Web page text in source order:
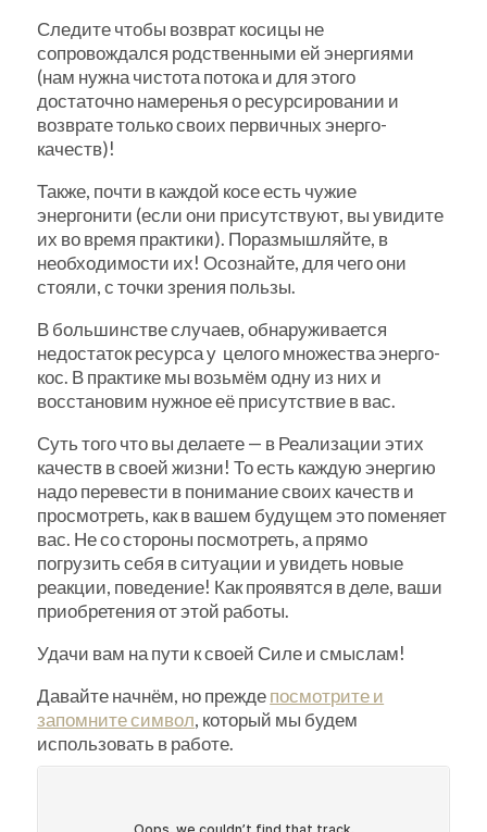
Следите чтобы возврат косицы не
сопровождался родственными ей энергиями
(нам нужна чистота потока и для этого
достаточно намеренья о ресурсировании и
возврате только своих первичных энерго-
качеств)!
Также, почти в каждой косе есть чужие
энергонити (если они присутствуют, вы увидите
их во время практики). Поразмышляйте, в
необходимости их! Осознайте, для чего они
стояли, с точки зрения пользы.
В большинстве случаев, обнаруживается
недостаток ресурса у целого множества энерго-
кос. В практике мы возьмём одну из них и
восстановим нужное её присутствие в вас.
Суть того что вы делаете — в Реализации этих
качеств в своей жизни! То есть каждую энергию
надо перевести в понимание своих качеств и
просмотреть, как в вашем будущем это поменяет
вас. Не со стороны посмотреть, а прямо
погрузить себя в ситуации и увидеть новые
реакции, поведение! Как проявятся в деле, ваши
приобретения от этой работы.
Удачи вам на пути к своей Силе и смыслам!
Давайте начнём, но преждепосмотрите и
запомните символ, который мы будем
использовать в работе.